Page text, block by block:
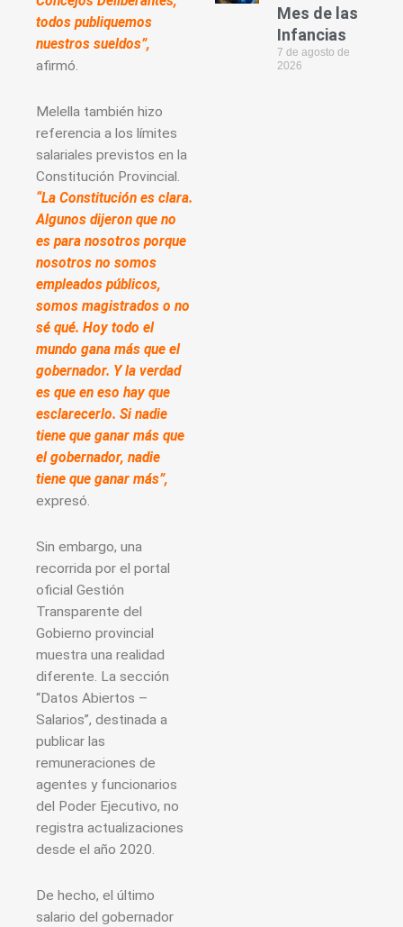
todos publiquemos
nuestros sueldos”,
afirmó.
Melella también hizo
referencia a los límites
salariales previstos en la
Constitución Provincial.
“La Constitución es clara.
Algunos dijeron que no
es para nosotros porque
nosotros no somos
empleados públicos,
somos magistrados o no
sé qué. Hoy todo el
mundo gana más que el
gobernador. Y la verdad
es que en eso hay que
esclarecerlo. Si nadie
tiene que ganar más que
el gobernador, nadie
tiene que ganar más”,
expresó.
Sin embargo, una
recorrida por el portal
oficial Gestión
Transparente del
Gobierno provincial
muestra una realidad
diferente. La sección
“Datos Abiertos –
Salarios”, destinada a
publicar las
remuneraciones de
agentes y funcionarios
del Poder Ejecutivo, no
registra actualizaciones
desde el año 2020.
De hecho, el último
salario del gobernador
Mes de las
Infancias
7 de agosto de
2026